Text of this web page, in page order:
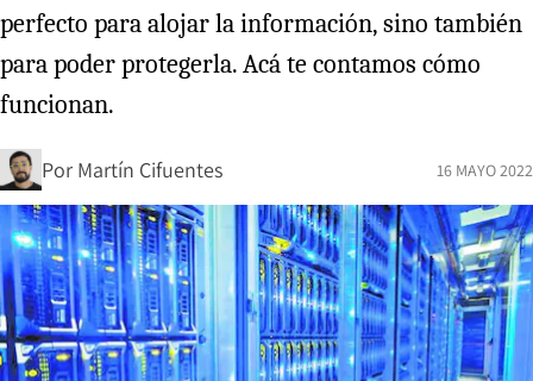
perfecto para alojar la información, sino también
para poder protegerla. Acá te contamos cómo
funcionan.
Por Martín Cifuentes 16 MAYO 2022